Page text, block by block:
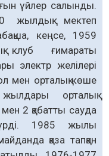
үйлер салынды.
жылдық мектеп
кеңсе, 1959
клуб ғимараты
электр желілері
мен орталық көше
орталық
2 қабатты сауда
1985 жылы
қаза тапқан